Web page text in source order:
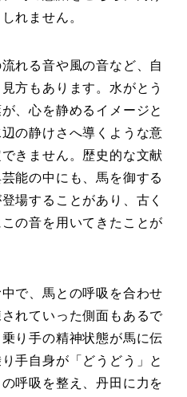
れません。
れる音や風の音など、自
方もあります。水がとう
、心を静めるイメージと
の静けさへ導くような意
きません。歴史的な文献
能の中にも、馬を御する
場することがあり、古く
の音を用いてきたことが
で、馬との呼吸を合わせ
れていった側面もあるで
り手の精神状態が馬に伝
手自身が「どうどう」と
呼吸を整え、丹田に力を